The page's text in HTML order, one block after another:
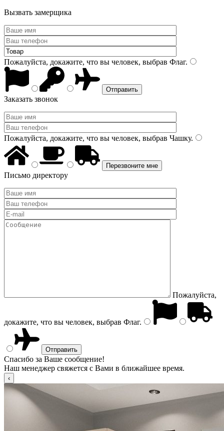
Вызвать замерщика
Пожалуйста, докажите, что вы человек, выбрав Флаг.
Заказать звонок
Пожалуйста, докажите, что вы человек, выбрав Чашку.
Письмо директору
Пожалуйста,
докажите, что вы человек, выбрав Флаг.
Спасибо за Ваше сообщение!
Наш менеджер свяжется с Вами в ближайшее время.